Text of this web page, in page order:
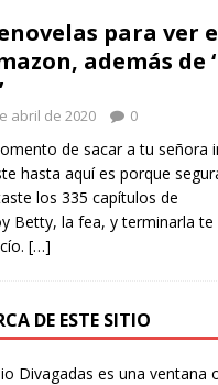
para ver
además de
abril de 2020 0
de sacar a tu señora
hasta aquí es porque
los 335 capítulos de
Betty, la fea, y terminarla
[…]
DE ESTE SITIO
Divagadas es una ventana